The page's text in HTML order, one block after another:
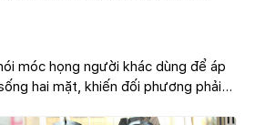
móc họng người khác dùng để áp
hai mặt, khiến đối phương phải